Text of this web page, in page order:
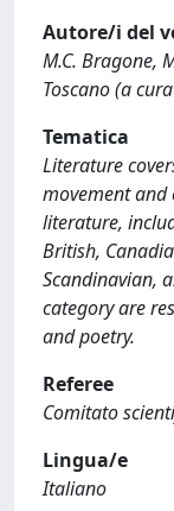
Autore/i del
M.C. Bragone,
Toscano (a
Tematica
Literature
movement and
literature,
British,
Scandinavian,
category are
and poetry.
Referee
Comitato
Lingua/e
Italiano